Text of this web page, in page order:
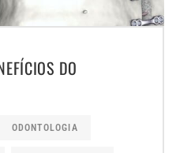
DO
ODONTOLOGIA